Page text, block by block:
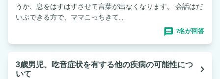
うか、息をはすはすさせて言葉が出なくなります。 会話はだ
いぶできる方で、ママこっちきて...
7名が回答
3歳男児、吃音症状を有する他の疾病の可能性につ
いて
navigate_next